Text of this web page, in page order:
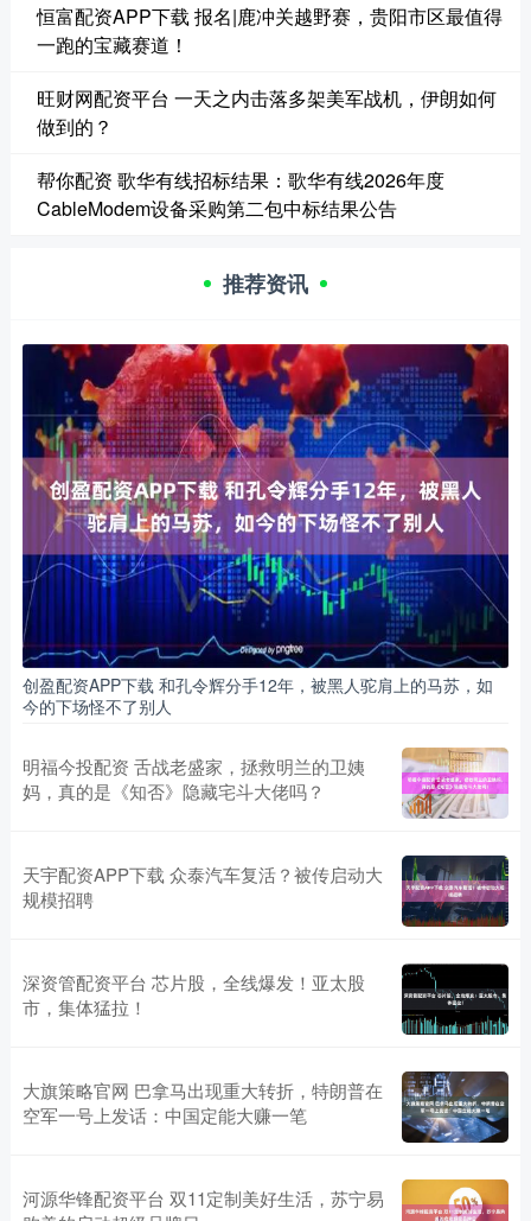
恒富配资APP下载 报名|鹿冲关越野赛，贵阳市区最值得
一跑的宝藏赛道！
旺财网配资平台 一天之内击落多架美军战机，伊朗如何
做到的？
帮你配资 歌华有线招标结果：歌华有线2026年度
CableModem设备采购第二包中标结果公告
推荐资讯
创盈配资APP下载 和孔令辉分手12年，被黑人驼肩上的马苏，如
今的下场怪不了别人
明福今投配资 舌战老盛家，拯救明兰的卫姨
妈，真的是《知否》隐藏宅斗大佬吗？
天宇配资APP下载 众泰汽车复活？被传启动大
规模招聘
深资管配资平台 芯片股，全线爆发！亚太股
市，集体猛拉！
大旗策略官网 巴拿马出现重大转折，特朗普在
空军一号上发话：中国定能大赚一笔
河源华锋配资平台 双11定制美好生活，苏宁易